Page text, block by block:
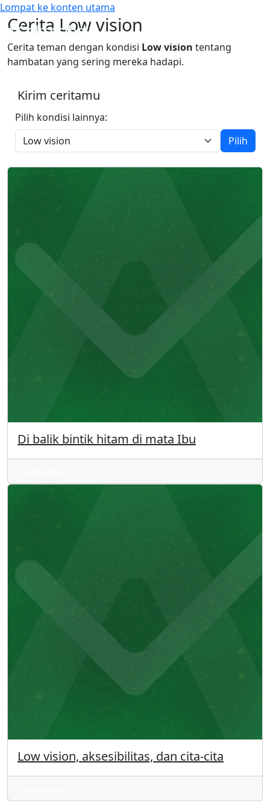
Lompat ke konten utama
Panduan WCAG Indonesia
Cerita Low vision
Cerita teman dengan kondisi Low vision tentang
hambatan yang sering mereka hadapi.
Kirim ceritamu
Pilih kondisi lainnya:
Pilih
Di balik bintik hitam di mata Ibu
Low vision, aksesibilitas, dan cita-cita